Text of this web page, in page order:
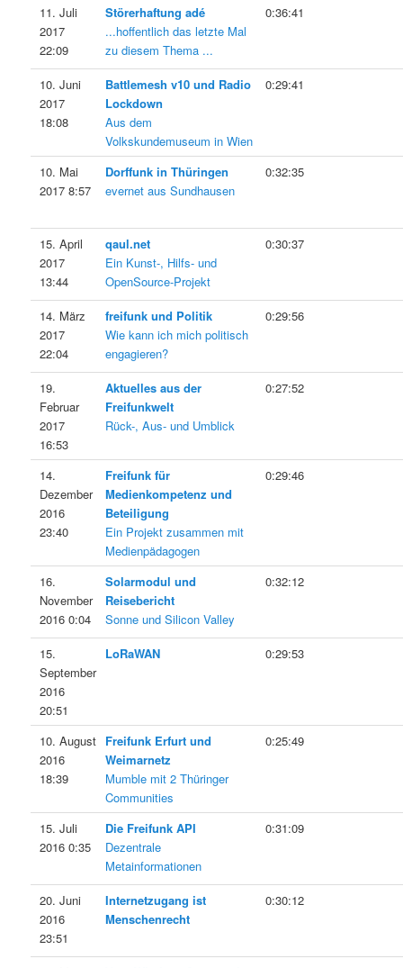
11. Juli
2017
22:09
Störerhaftung adé
...hoffentlich das letzte Mal
zu diesem Thema ...
0:36:41
10. Juni
2017
18:08
Battlemesh v10 und Radio
Lockdown
Aus dem
Volkskundemuseum in Wien
0:29:41
10. Mai
2017 8:57
Dorffunk in Thüringen
evernet aus Sundhausen
0:32:35
15. April
2017
13:44
qaul.net
Ein Kunst-, Hilfs- und
OpenSource-Projekt
0:30:37
14. März
2017
22:04
freifunk und Politik
Wie kann ich mich politisch
engagieren?
0:29:56
19.
Februar
2017
16:53
Aktuelles aus der
Freifunkwelt
Rück-, Aus- und Umblick
0:27:52
14.
Dezember
2016
23:40
Freifunk für
Medienkompetenz und
Beteiligung
Ein Projekt zusammen mit
Medienpädagogen
0:29:46
16.
November
2016 0:04
Solarmodul und
Reisebericht
Sonne und Silicon Valley
0:32:12
15.
September
2016
20:51
LoRaWAN 0:29:53
10. August
2016
18:39
Freifunk Erfurt und
Weimarnetz
Mumble mit 2 Thüringer
Communities
0:25:49
15. Juli
2016 0:35
Die Freifunk API
Dezentrale
Metainformationen
0:31:09
20. Juni
2016
23:51
Internetzugang ist
Menschenrecht
0:30:12